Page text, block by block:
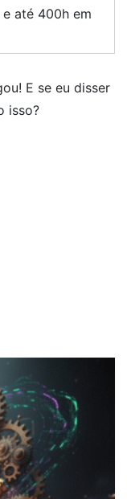
até 400h em
E se eu disser
isso?